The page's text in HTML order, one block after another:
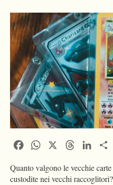
FacebookWhatsApp Threads
Quanto valgono le vecchie
custodite nei vecchi